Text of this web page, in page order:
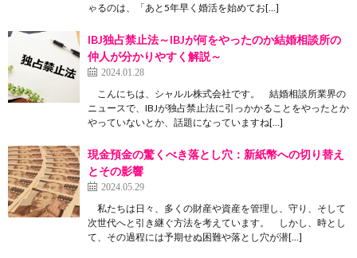
ゃるのは、「あと5年早く婚活を始めてお[…]
IBJ独占禁止法～IBJが何をやったのか結婚相談所の
仲人が分かりやすく解説～
2024.01.28
こんにちは、シャルル株式会社です。 結婚相談所業界の
ニュースで、IBJが独占禁止法に引っかかることをやったとか
やっていないとか、話題になっていますね[…]
現金預金の驚くべき落とし穴：新紙幣への切り替え
とその影響
2024.05.29
私たちは日々、多くの財産や資産を管理し、守り、そして
次世代へと引き継ぐ方法を考えています。 しかし、時とし
て、その過程には予期せぬ困難や落とし穴が潜[…]